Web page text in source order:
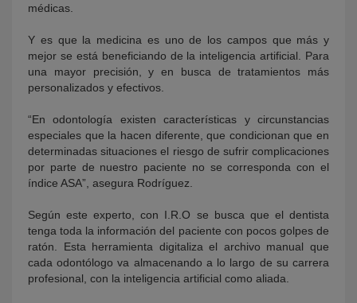
médicas.
Y es que la medicina es uno de los campos que más y
mejor se está beneficiando de la inteligencia artificial. Para
una mayor precisión, y en busca de tratamientos más
personalizados y efectivos.
“En odontología existen características y circunstancias
especiales que la hacen diferente, que condicionan que en
determinadas situaciones el riesgo de sufrir complicaciones
por parte de nuestro paciente no se corresponda con el
índice ASA”, asegura Rodríguez.
Según este experto, con I.R.O se busca que el dentista
tenga toda la información del paciente con pocos golpes de
ratón. Esta herramienta digitaliza el archivo manual que
cada odontólogo va almacenando a lo largo de su carrera
profesional, con la inteligencia artificial como aliada.